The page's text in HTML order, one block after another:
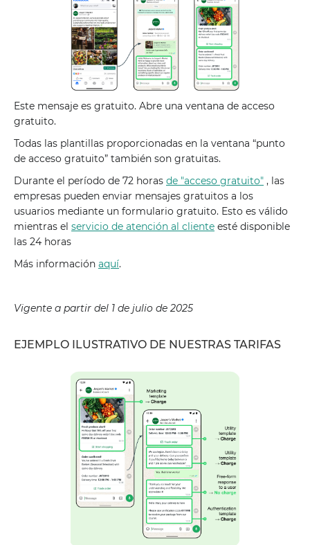
Este mensaje es gratuito. Abre una ventana de acceso
gratuito.
Todas las plantillas proporcionadas en la ventana “punto
de acceso gratuito” también son gratuitas.
Durante el período de 72 horas de "acceso gratuito" , las
empresas pueden enviar mensajes gratuitos a los
usuarios mediante un formulario gratuito. Esto es válido
mientras el servicio de atención al cliente esté disponible
las 24 horas
Más información aquí.
Vigente a partir del 1 de julio de 2025
EJEMPLO ILUSTRATIVO DE NUESTRAS TARIFAS